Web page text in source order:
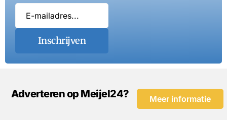
Inschrijven
Adverteren op Meijel24? Meer informatie